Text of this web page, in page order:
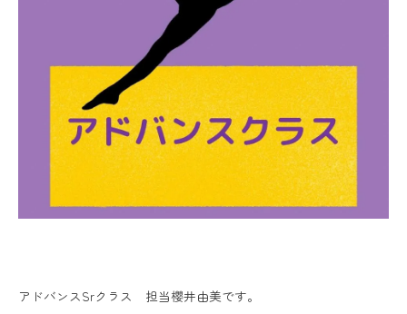
アドバンスSrクラス 担当櫻井由美です。